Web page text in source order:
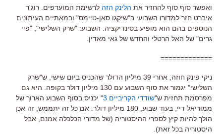
ואפשר סוף סוף להחזיר את הלינק הזה לרשימת המועדפים. רוג'ר
איברט חזר למדורו השבועי ב"שיקגו סאן-טיימס" ובמאתיים העיתונים
הנוספים בהם הוא מופיע בסינדיקציה. השבוע: "שרק השלישי", "פיי
גרים" של האל הרטלי והחדש של גאי מאדין.
=============
ניקי פינק חוזה, אחרי 39 מיליון הדולר שהכניס ביום שישי, ש"שרק
השלישי" יגמור את סוף השבוע עם 130 מיליון דולר בקופה. היא גם
מפרסמת תחזית ש"שודדי הקריביים 3
" יכניס בסוף השבוע הארוך של
ממוריאל דיי, בעוד שבוע, 180 מיליון דולר. אם כל זה יתממש, זה אכן
הולך להיות קיץ לספרי ההיסטוריה (של מדורי הכלכלה אמנם, אבל
היסטוריה בכל זאת).